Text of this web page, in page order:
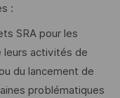
:
SRA pour les
leurs activités de
du lancement de
problématiques